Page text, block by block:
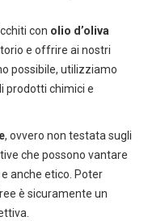
con olio d’oliva
e offrire ai nostri
possibile, utilizziamo
prodotti chimici e
, ovvero non testata sugli
che possono vantare
anche etico. Poter
è sicuramente un